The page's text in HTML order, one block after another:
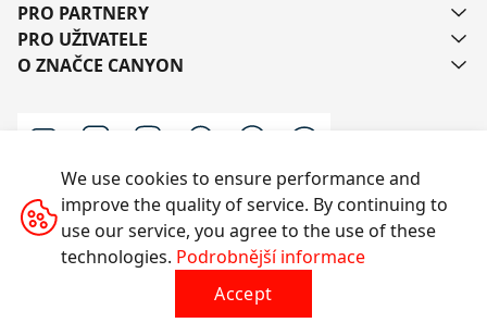
PRO PARTNERY
PRO UŽIVATELE
O ZNAČCE CANYON
Kontaktujte nás
Všechna práva vyhrazena © 2014-2026 CANYON
We use cookies to ensure performance and
improve the quality of service. By continuing to
use our service, you agree to the use of these
technologies. Podrobnější informace
Accept